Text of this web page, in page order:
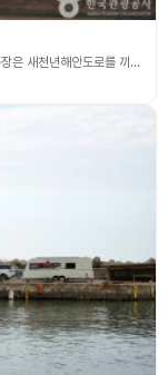
삼척시청에서 북쪽으로 1.5㎞ 거리에 위치한 작은후진해수욕장은 새천년해안도로를 끼고 있는 해변으로 아름답고 깨끗한 청정해변을 자랑한다. 삼척해수욕장과 붙어있으며, 낮은 야산을 뒤로한 아담한 어촌마을에 인접해 있다. 백사장 길이 150m, 수심 1~1.5m 정도이며, 옆에는 작은 항포구를 끼고 있어 가족 단위의 피서지로 적합하다. 바다에서는 해수욕과 스노클링을 즐기고 바위들 사이사이로 작은 게와 삿갓조개, 굴 등이 있어서 아이들과 함께 체험하기 좋다. 바